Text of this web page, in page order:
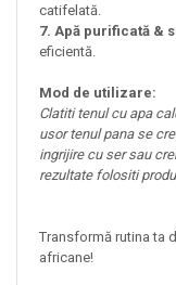
catifelată.
7. Apă purificată &
eficientă.
Mod de utilizare:
Clatiti tenul cu apa
usor tenul pana se
ingrijire cu ser sau
rezultate folositi
Transformă rutina ta
africane!